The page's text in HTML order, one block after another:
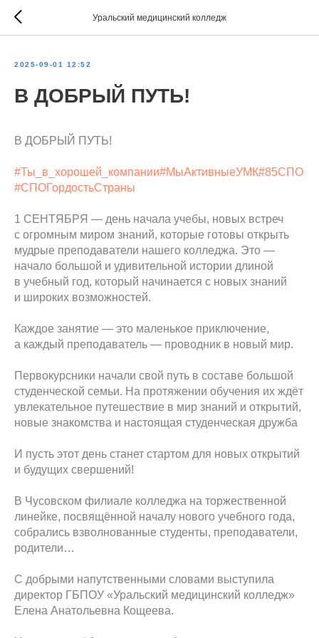
Уральский медицинский колледж
2025-09-01 12:52
В ДОБРЫЙ ПУТЬ!
В ДОБРЫЙ ПУТЬ!
#Ты_в_хорошей_компании#МыАктивныеУМК#85СПО
#СПОГордостьСтраны
1 СЕНТЯБРЯ — день начала учебы, новых встреч
с огромным миром знаний, которые готовы открыть
мудрые преподаватели нашего колледжа. Это —
начало большой и удивительной истории длиной
в учебный год, который начинается с новых знаний
и широких возможностей.
Каждое занятие — это маленькое приключение,
а каждый преподаватель — проводник в новый мир.
Первокурсники начали свой путь в составе большой
студенческой семьи. На протяжении обучения их ждёт
увлекательное путешествие в мир знаний и открытий,
новые знакомства и настоящая студенческая дружба
И пусть этот день станет стартом для новых открытий
и будущих свершений!
В Чусовском филиале колледжа на торжественной
линейке, посвящённой началу нового учебного года,
собрались взволнованные студенты, преподаватели,
родители…
С добрыми напутственными словами выступила
директор ГБПОУ «Уральский медицинский колледж»
Елена Анатольевна Кощеева.